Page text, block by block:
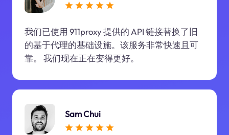
我们已使用 911proxy 提供的 API 链接替换了旧
的基于代理的基础设施。该服务非常快速且可
靠。 我们现在正在变得更好。
Sam Chui